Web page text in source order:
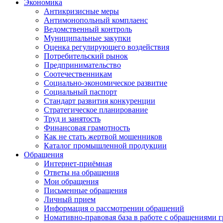
Экономика
Антикризисные меры
Антимонопольный комплаенс
Ведомственный контроль
Муниципальные закупки
Оценка регулирующего воздействия
Потребительский рынок
Предпринимательство
Соотечественникам
Социально-экономическое развитие
Социальный паспорт
Стандарт развития конкуренции
Стратегическое планирование
Труд и занятость
Финансовая грамотность
Как не стать жертвой мошенников
Каталог промышленной продукции
Обращения
Интернет-приёмная
Ответы на обращения
Мои обращения
Письменные обращения
Личный прием
Информация о рассмотрении обращений
Номативно-правовая база в работе с обращениями